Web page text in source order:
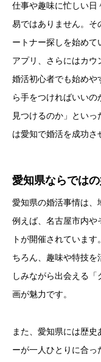
仕事や趣味に忙しい日
易ではありません。そ
ートナー探しを始め
アプリ、さらにはカウ
婚活初心者でも始めや
ら手をつければいいの
見つけるのか」とい
は愛知で婚活を成功さ
愛知県ならでは
愛知県の婚活事情は、
例えば、名古屋市内や
トが開催されていま
ちろん、趣味や特技を
しみながら出会える
画が魅力です。
また、愛知県には歴
ーが一人ひとりに合っ